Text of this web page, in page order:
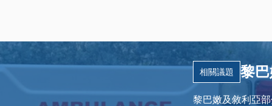
相關議題 黎
黎巴嫩及敘利亞